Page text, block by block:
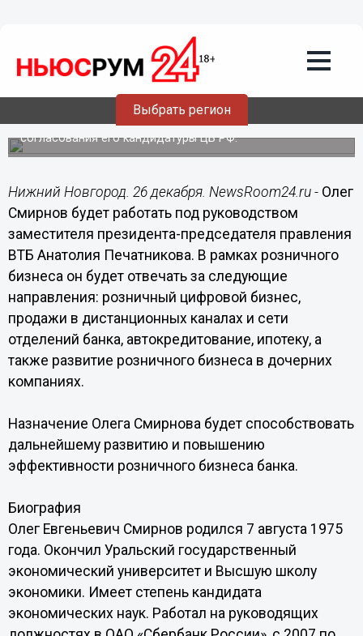
Выбрать регион
Олег Смирнов назначен членом
Наблюдательный совет ВТБ принял решение избрать
Олега Смирнова членом правления банка с даты
согласования его кандидатуры ЦБ РФ.
Нижний Новгород. 26 декабря. NewsRoom24.ru - Олег
Смирнов будет работать под руководством
заместителя президента-председателя правления
ВТБ Анатолия Печатникова. В рамках розничного
бизнеса он будет отвечать за следующие
направления: розничный цифровой бизнес,
продажи в дистанционных каналах и сети
отделений банка, автокредитование, ипотеку, а
также развитие розничного бизнеса в дочерних
компаниях.
Назначение Олега Смирнова будет способствовать
дальнейшему развитию и повышению
эффективности розничного бизнеса банка.
Биография
Олег Евгеньевич Смирнов родился 7 августа 1975
года. Окончил Уральский государственный
экономический университет и Высшую школу
экономики. Имеет степень кандидата
экономических наук. Работал на руководящих